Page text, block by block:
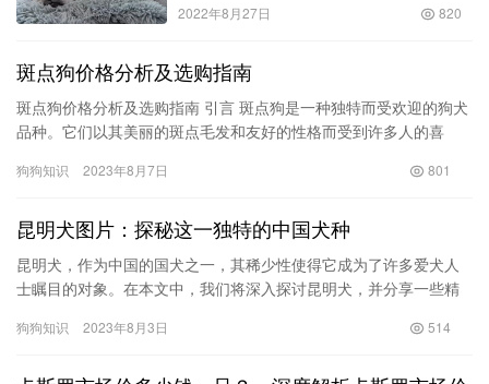
2022年8月27日 820
斑点狗价格分析及选购指南
斑点狗价格分析及选购指南 引言 斑点狗是一种独特而受欢迎的狗犬
品种。它们以其美丽的斑点毛发和友好的性格而受到许多人的喜
钱。…
狗狗知识 2023年8月7日 801
昆明犬图片：探秘这一独特的中国犬种
昆明犬，作为中国的国犬之一，其稀少性使得它成为了许多爱犬人
士瞩目的对象。在本文中，我们将深入探讨昆明犬，并分享一些精
明市…
狗狗知识 2023年8月3日 514